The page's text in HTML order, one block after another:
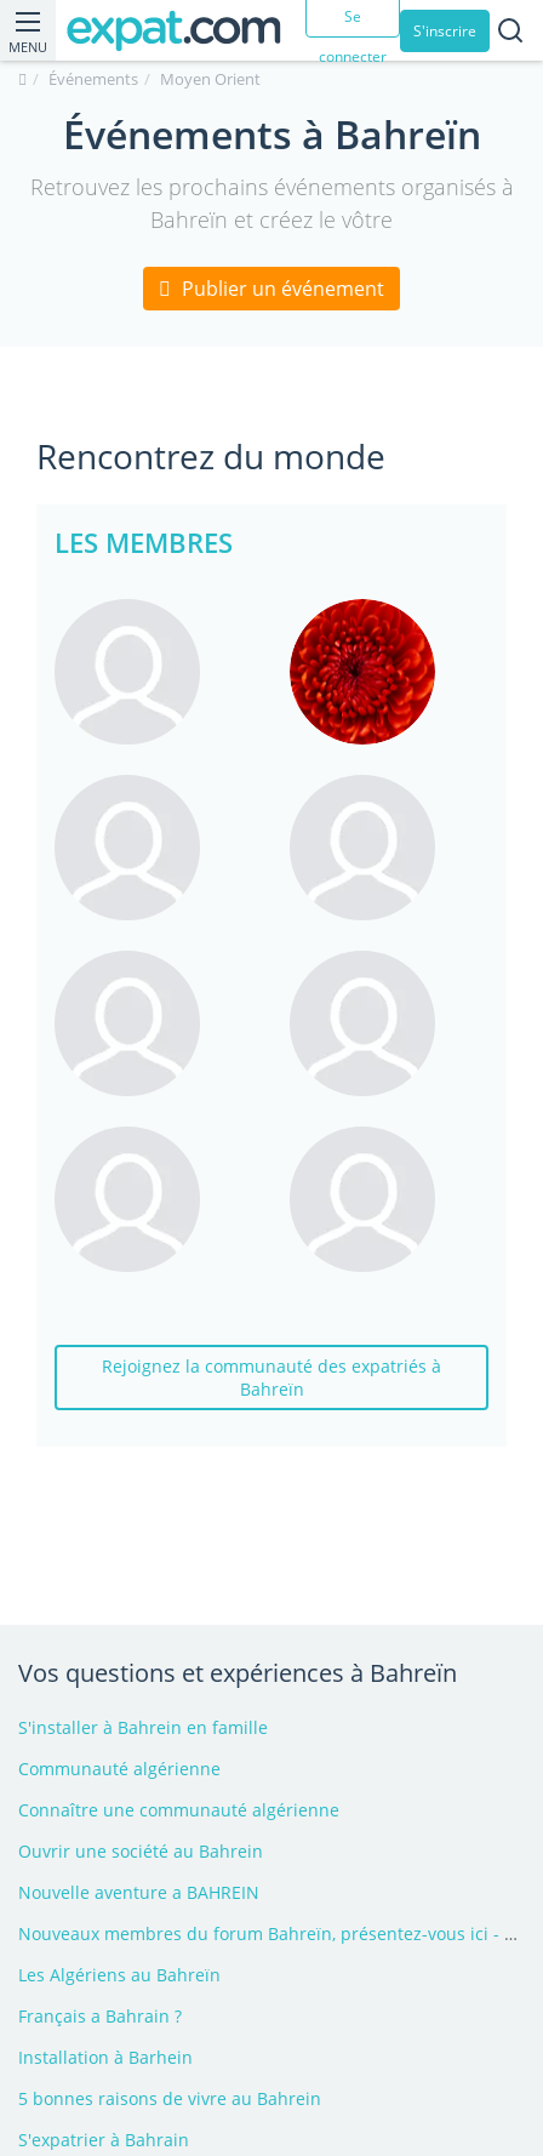
MENU
Se
connecter
S'inscrire
Événements Moyen Orient
Événements à Bahreïn
Retrouvez les prochains événements organisés à
Bahreïn et créez le vôtre
Publier un événement
Rencontrez du monde
LES MEMBRES
Rejoignez la communauté des expatriés à
Bahreïn
Vos questions et expériences à Bahreïn
S'installer à Bahrein en famille
Communauté algérienne
Connaître une communauté algérienne
Ouvrir une société au Bahrein
Nouvelle aventure a BAHREIN
Nouveaux membres du forum Bahreïn, présentez-vous ici - 2026
Les Algériens au Bahreïn
Français a Bahrain ?
Installation à Barhein
5 bonnes raisons de vivre au Bahrein
S'expatrier à Bahrain